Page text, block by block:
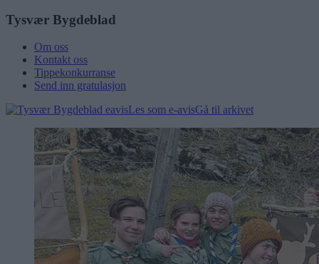
Tysvær Bygdeblad
Om oss
Kontakt oss
Tippekonkurranse
Send inn gratulasjon
Les som e-avisGå til arkivet